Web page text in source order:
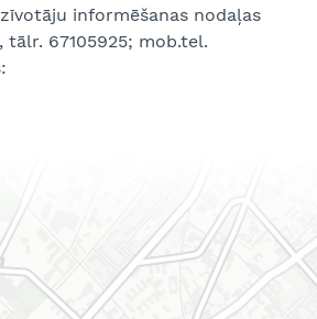
informēšanas nodaļas
67105925; mob.tel.